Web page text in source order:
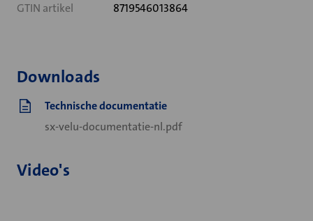
GTIN artikel 8719546013864
Downloads
Technische documentatie
sx-velu-documentatie-nl.pdf
Video's